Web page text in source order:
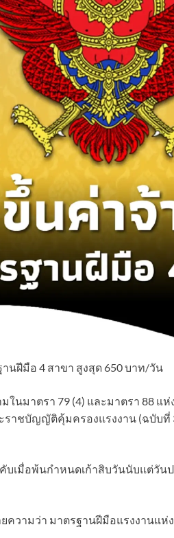
นฝีมือ 4 สาขา สูงสุด 650 บาท/วัน
ในมาตรา 79 (4) และมาตรา 88 แ
ราชบัญญัติคุ้มครองแรงงาน (ฉบับที่
บเมื่อพ้นกำหนดเก้าสิบวันนับแต่วัน
ความว่า มาตรฐานฝีมือแรงงานแ